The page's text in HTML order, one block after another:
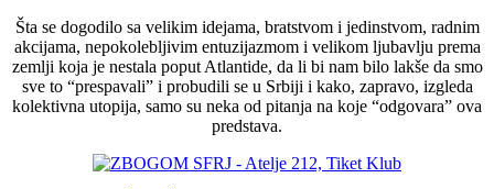
Šta se dogodilo sa velikim idejama, bratstvom i jedinstvom, radnim
akcijama, nepokolebljivim entuzijazmom i velikom ljubavlju prema
zemlji koja je nestala poput Atlantide, da li bi nam bilo lakše da smo
sve to “prespavali” i probudili se u Srbiji i kako, zapravo, izgleda
kolektivna utopija, samo su neka od pitanja na koje “odgovara” ova
predstava.